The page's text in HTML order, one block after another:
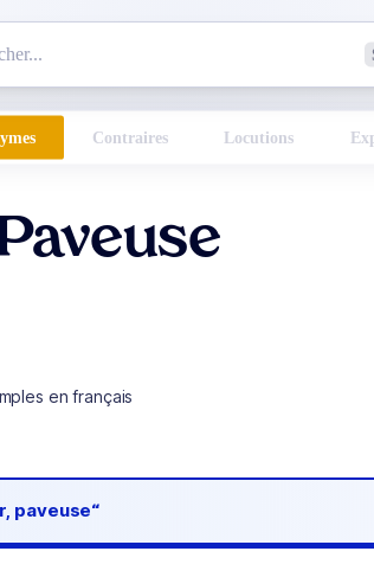
Contraires Locutions
en français
paveuse“